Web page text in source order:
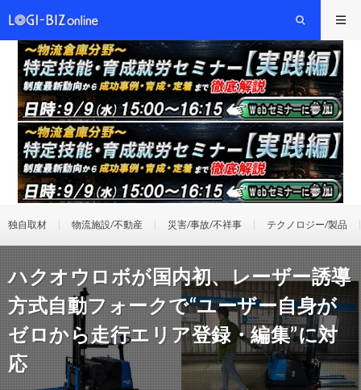
独自取材 物流施設/不動産 災害/事故/不祥事 テクノロジー/製品
ハクオウロボが国内初、レーザー誘導
方式自動フォークで“ユーザー自身が
ゼロから走行エリア登録・編集”に対
応